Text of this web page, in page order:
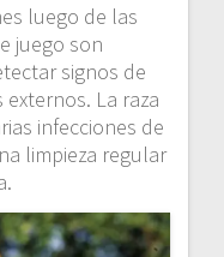
luego de las
juego son
signos de
La raza
infecciones de
limpieza regular